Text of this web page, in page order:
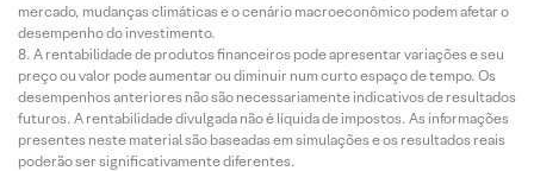
mercado, mudanças climáticas e o cenário macroeconômico podem afetar o
desempenho do investimento.
A rentabilidade de produtos financeiros pode apresentar variações e seu
preço ou valor pode aumentar ou diminuir num curto espaço de tempo. Os
desempenhos anteriores não são necessariamente indicativos de resultados
futuros. A rentabilidade divulgada não é líquida de impostos. As informações
presentes neste material são baseadas em simulações e os resultados reais
poderão ser significativamente diferentes.